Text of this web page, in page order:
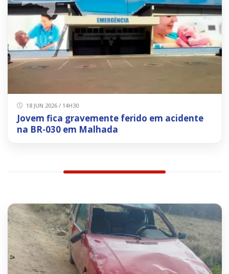
18 JUN 2026 / 14H30
Jovem fica gravemente ferido em acidente
na BR-030 em Malhada